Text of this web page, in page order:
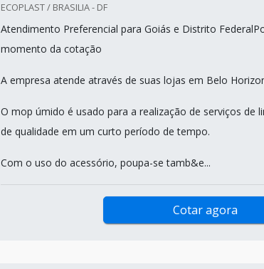
ECOPLAST / BRASILIA - DF
Atendimento Preferencial para Goiás e Distrito
momento da cotação
A empresa atende através de suas lojas em Belo
O mop úmido é usado para a realização de serviços de
de qualidade em um curto período de tempo.
Com o uso do acessório, poupa-se tamb&e...
Cotar agora